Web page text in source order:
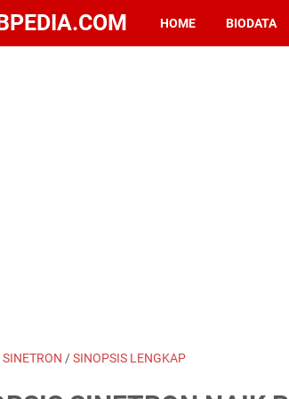
HOME BIODATA
SINETRON /SINOPSIS LENGKAP